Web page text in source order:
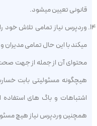
قانونی تعیین میشود.
وردپرس نیاز تمامی تلاش خود
میکند با این حال تمامی مدیران
محتوای آن از جمله از جهت
هیچگونه مسئولیتی بابت
اشتباهات و باگ های استفاده
همچنین وردپرس نیاز هیچ